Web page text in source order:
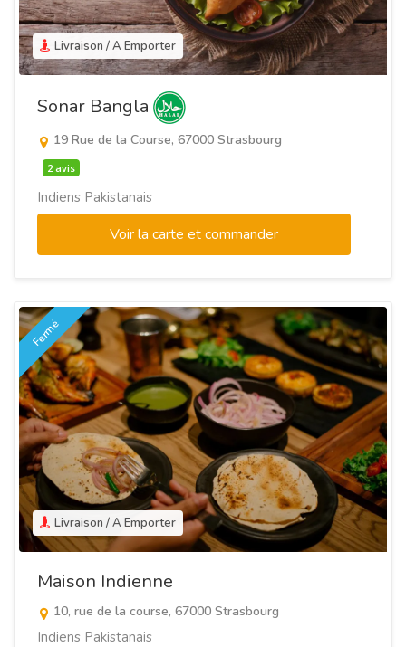
Livraison / A Emporter
Sonar Bangla
19 Rue de la Course, 67000 Strasbourg
2 avis
Indiens Pakistanais
Voir la carte et commander
Livraison / A Emporter
Fermé
Maison Indienne
10, rue de la course, 67000 Strasbourg
Indiens Pakistanais